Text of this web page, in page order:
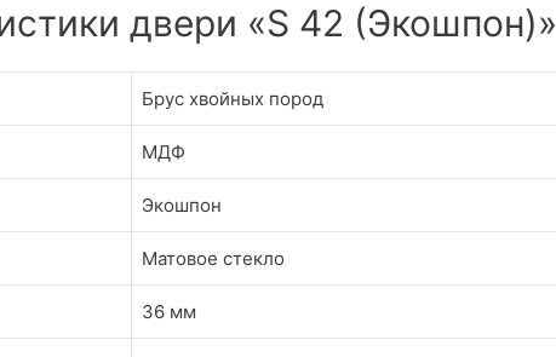
двери «S 42 (Экошпон)»
Брус хвойных пород
МДФ
Экошпон
Матовое стекло
36 мм